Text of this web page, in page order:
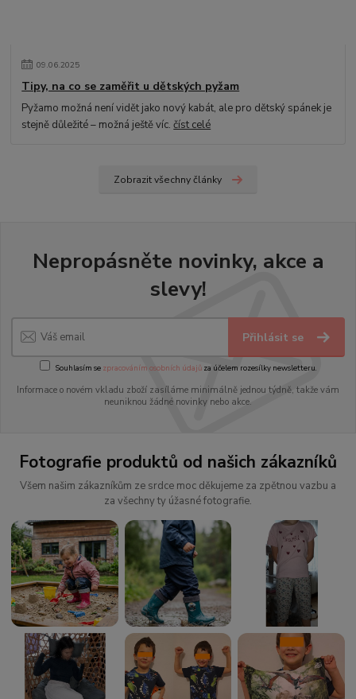
09.06.2025
Tipy, na co se zaměřit u dětských pyžam
Pyžamo možná není vidět jako nový kabát, ale pro dětský spánek je
stejně důležité – možná ještě víc.číst celé
Zobrazit všechny články
Nepropásněte novinky, akce a
slevy!
Přihlásit se
Souhlasím se zpracováním osobních údajůza účelem rozesílky newsletteru.
Informace o novém vkladu zboží zasíláme minimálně jednou týdně, takže vám
neuniknou žádné novinky nebo akce.
Fotografie produktů od našich zákazníků
Všem našim zákazníkům ze srdce moc děkujeme za zpětnou vazbu a
za všechny ty úžasné fotografie.